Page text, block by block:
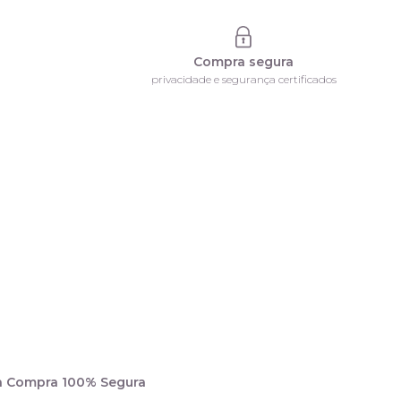
Compra segura
privacidade e segurança certificados
Compra 100% Segura